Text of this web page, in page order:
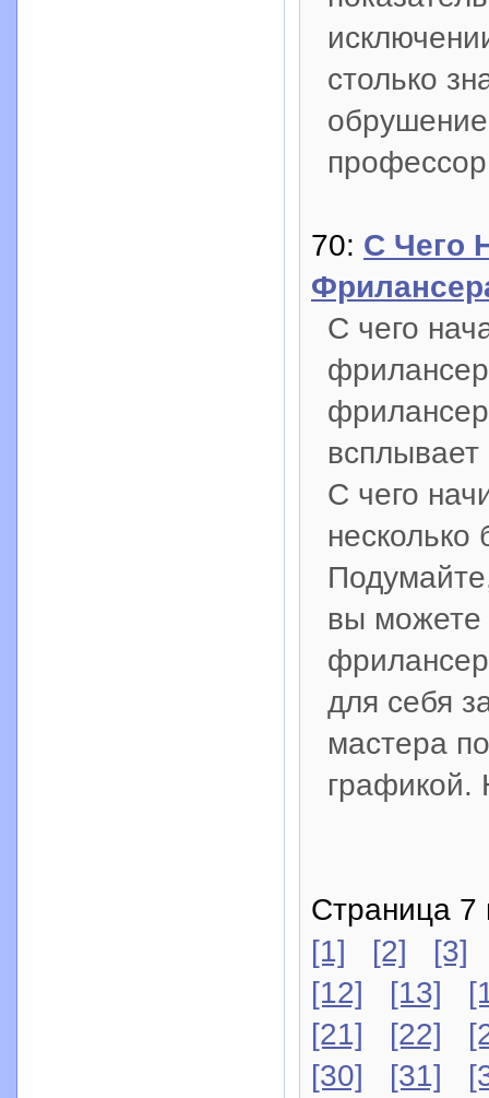
столько
70: С Чего
С чего
всплывает
С чего
несколько
вы можете
для себя
мастера
графикой.
Страница 7
[1]
[2]
[3]
[12]
[13]
[21]
[22]
[30]
[31]